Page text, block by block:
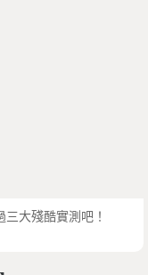
大殘酷實測吧！